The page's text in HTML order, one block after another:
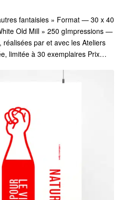
fantaisies » Format — 30 x 40
Old Mill » 250 gImpressions —
par et avec les Ateliers
limitée à 30 exemplaires Prix…